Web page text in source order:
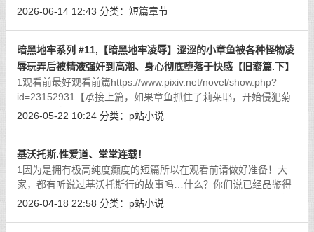
么折断奥特钥匙那种感觉的？）因为考虑到涩涩问题把异生兽替
2026-06-14 12:43 分类： 短篇章节
暗黑地牢系列 #11,【暗黑地牢凌辱】涩涩的小章鱼被各种怪物凌
辱玩弄后被精液强奸到高潮、身心彻底堕落于快感【旧裔篇.下】
1观看前最好观看前篇https://www.pixiv.net/novel/show.php?
id=23152931【承接上篇，如果章鱼抓住了莉莱耶，开始侵犯菊
穴的展开章鱼那坚韧、滑溜溜长满吸盘的触手轻松地就捆住了莉
2026-05-22 10:24 分类： p站小说
基沃托斯.性爱道、堂堂连载！
1因为是拥有极高纯度癫度的短篇所以在观看前请做好准备！大
家，都有听说过基沃托斯行的故事吗…什么？你们说已经品鉴得
够多了？那我们就直接直入主题吧，若是平时的sensei，能够打
2026-04-18 22:58 分类： p站小说